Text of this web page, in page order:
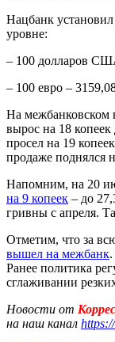
Нацбанк
уровне:
– 100 долларов
– 100 евро –
На межбанковском
вырос на 18 копеек
просел на 19
продаже поднялся
Напомним, на 20
на 9 копеек – до
гривны с апреля.
Отметим, что за
вышел на межбанк
Ранее политика
сглаживании
Новости от
на наш канал